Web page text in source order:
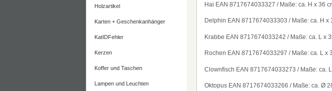
Holzartikel
Karten + Geschenkanhänger
KatIDFehler
Kerzen
Koffer und Taschen
Lampen und Leuchten
Hai EAN 8717674033327 / Maße: ca. H x 36
Delphin EAN 8717674033303 / Maße: ca. H x
Krabbe EAN 8717674033242 / Maße: ca. L x
Rochen EAN 8717674033297 / Maße: ca. L x
Clownfisch EAN 8717674033273 / Maße: ca.
Oktopus EAN 8717674033266 / Maße: ca.Ø